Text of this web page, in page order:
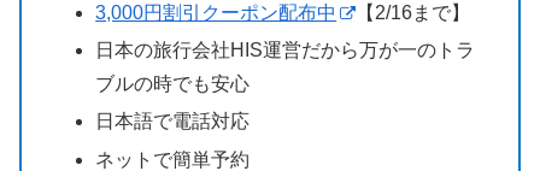
3,000円割引クーポン配布中
【2/16まで】
日本の旅行会社HIS運営だから万が一のトラ
ブルの時でも安心
日本語で電話対応
ネットで簡単予約